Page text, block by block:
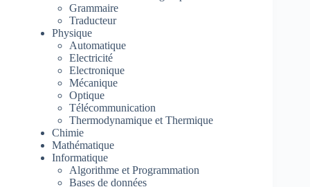
Grammaire
Traducteur
Physique
Automatique
Electricité
Electronique
Mécanique
Optique
Télécommunication
Thermodynamique et Thermique
Chimie
Mathématique
Informatique
Algorithme et Programmation
Bases de données